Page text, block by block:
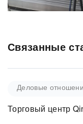
Связанные
Деловые
Торговый центр